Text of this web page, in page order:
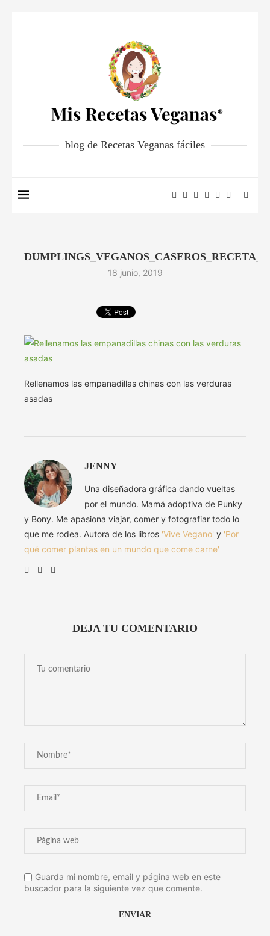
blog de Recetas Veganas fáciles
18 junio, 2019
Rellenamos las empanadillas chinas con las verduras
asadas
JENNY
Una diseñadora gráfica dando vueltas
por el mundo. Mamá adoptiva de Punky
y Bony. Me apasiona viajar, comer y fotografiar todo lo
que me rodea. Autora de los libros 'Vive Vegano' y 'Por
qué comer plantas en un mundo que come carne'
DEJA TU COMENTARIO
Guarda mi nombre, email y página web en este
buscador para la siguiente vez que comente.